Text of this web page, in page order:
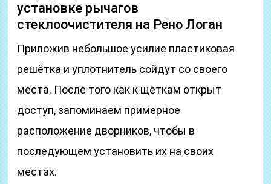
установке рычагов
стеклоочистителя на Рено Логан
Приложив небольшое усилие пластиковая
решётка и уплотнитель сойдут со своего
места. После того как к щёткам открыт
доступ, запоминаем примерное
расположение дворников, чтобы в
последующем установить их на своих
местах.